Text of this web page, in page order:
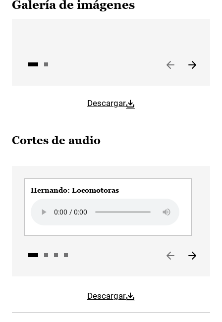
Galería de imágenes
Descargar
Cortes de audio
Descargar
Hernando: Locomotoras